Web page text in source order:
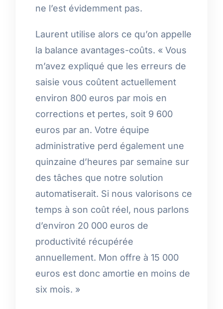
ne l’est évidemment pas.
Laurent utilise alors ce qu’on appelle
la balance avantages-coûts. « Vous
m’avez expliqué que les erreurs de
saisie vous coûtent actuellement
environ 800 euros par mois en
corrections et pertes, soit 9 600
euros par an. Votre équipe
administrative perd également une
quinzaine d’heures par semaine sur
des tâches que notre solution
automatiserait. Si nous valorisons ce
temps à son coût réel, nous parlons
d’environ 20 000 euros de
productivité récupérée
annuellement. Mon offre à 15 000
euros est donc amortie en moins de
six mois. »